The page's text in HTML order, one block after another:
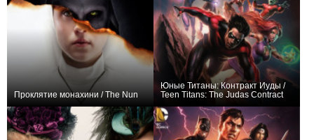
Проклятие монахини / The Nun
Юные Титаны: Контракт Иуды /
Teen Titans: The Judas Contract